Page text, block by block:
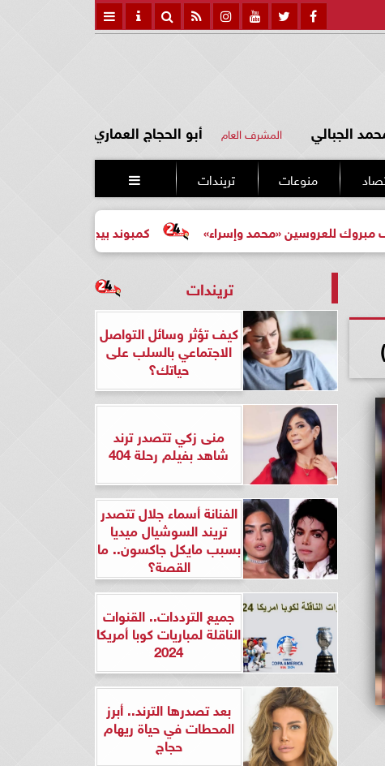
الجبالي المشرف العام أبو الحجاج العماري
منوعات تريندات 
كمبوند بيجونيا: اختيارك الأرقى لحياة أكثر «محمد وإسراء»
تريندات
كيف تؤثر وسائل التواصل
الاجتماعي بالسلب على
حياتك؟
منى زكي تتصدر ترند
شاهد بفيلم رحلة 404
الفنانة أسماء جلال تتصدر
تريند السوشيال ميديا
بسبب مايكل جاكسون.. ما
القصة؟
جميع الترددات.. القنوات
الناقلة لمباريات كوبا أمريكا
2024
بعد تصدرها الترند.. أبرز
المحطات في حياة ريهام
حجاج